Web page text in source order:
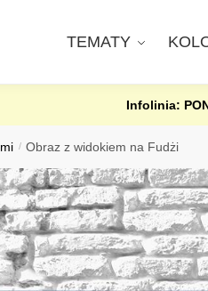
TEMATY
Infolinia:
/ Obraz z widokiem na Fudżi